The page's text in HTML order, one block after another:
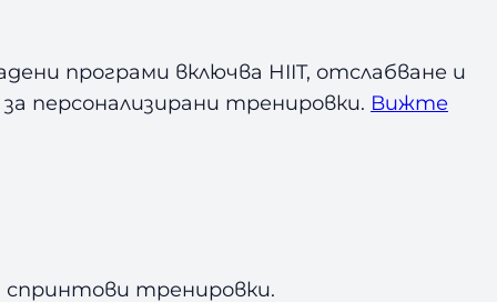
програми включва HIIT, отслабване и
персонализирани тренировки. Вижте
спринтови тренировки.